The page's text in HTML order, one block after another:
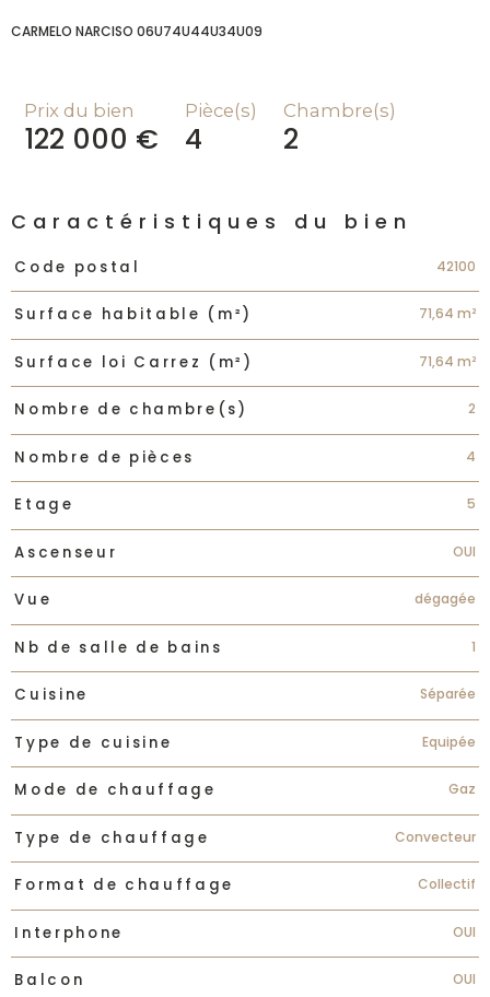
CARMELO NARCISO 06U74U44U34U09
Prix du bien
122 000 €
Pièce(s)
4
Chambre(s)
2
Caractéristiques du bien
Caractéristiques Valeurs
Code postal 42100
Surface habitable (m²) 71,64 m²
Surface loi Carrez (m²) 71,64 m²
Nombre de chambre(s) 2
Nombre de pièces 4
Etage 5
Ascenseur OUI
Vue dégagée
Nb de salle de bains 1
Cuisine Séparée
Type de cuisine Equipée
Mode de chauffage Gaz
Type de chauffage Convecteur
Format de chauffage Collectif
Interphone OUI
Balcon OUI